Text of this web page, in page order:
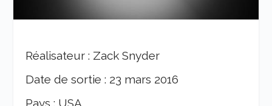
Réalisateur : Zack Snyder
Date de sortie : 23 mars 2016
Pays : USA